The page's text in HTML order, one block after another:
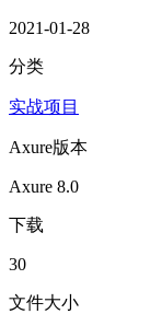
2021-01-28
分类
实战项目
Axure版本
Axure 8.0
下载
30
文件大小